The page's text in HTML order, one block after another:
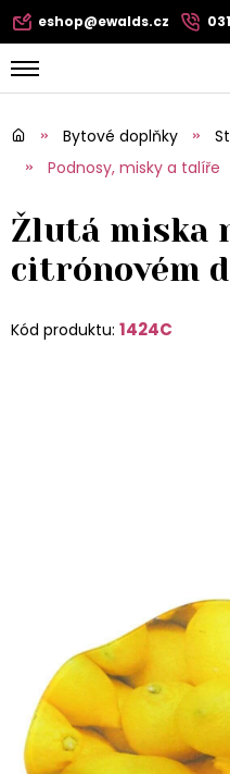
eshop@ewalds.cz
Bytové doplňky
Podnosy, misky a talíře
Žlutá miska
citrónovém
Kód produktu: 1424C